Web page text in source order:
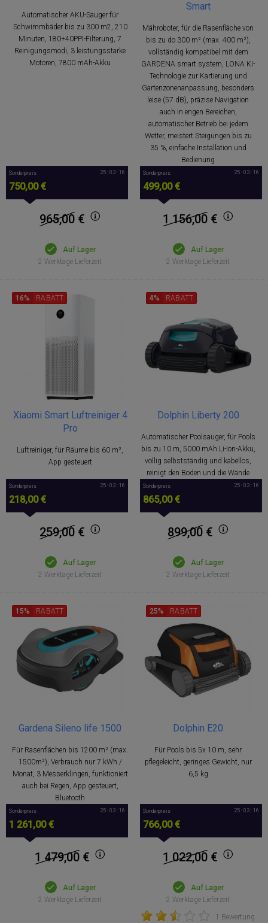
Automatischer AKU-Sauger für
Schwimmbäder bis zu 300 m2, 210
Minuten, 180+40PPI-Filterung, 7
Reinigungsmodi, 3 leistungsstarke
Motoren, 7800 mAh-Akku
Sonderpreis
750,00 €
25 : 03 : 15
965,00 €
Auf Lager
2 Werktage Lieferzeit
Smart
Mähroboter, für die Rasenfläche von
bis zu do 300 m² (max. 400 m²),
vollständig kompatibel mit dem
GARDENA smart system, LONA KI-
Technologie zur Kartierung und
Gartenzonenanpassung, besonders
leise (57 dB), präzise Navigation
auch in engen Bereichen,
automatischer Betrieb bei jedem
Wetter, meistert Steigungen bis zu
35 %, einfache Installation und
Bedienung
Sonderpreis
499,00 €
25 : 03 : 15
1 156,00 €
Auf Lager
2 Werktage Lieferzeit
Xiaomi Smart Luftreiniger 4
Pro
Luftreiniger, für Räume bis 60 m²,
App gesteuert
16% RABATT
Sonderpreis
218,00 €
25 : 03 : 15
259,00 €
Auf Lager
2 Werktage Lieferzeit
Dolphin Liberty 200
Automatischer Poolsauger, für Pools
bis zu 10 m, 5000 mAh Li-Ion-Akku,
völlig selbstständig und kabellos,
reinigt den Boden und die Wände
4% RABATT
Sonderpreis
865,00 €
25 : 03 : 15
899,00 €
Auf Lager
2 Werktage Lieferzeit
Gardena Sileno life 1500
Für Rasenflächen bis 1200 m² (max.
1500m²), Verbrauch nur 7 kWh /
Monat, 3 Messerklingen, funktioniert
auch bei Regen, App gesteuert,
Bluetooth
15% RABATT
Sonderpreis
1 261,00 €
25 : 03 : 15
1 479,00 €
Auf Lager
2 Werktage Lieferzeit
Dolphin E20
Für Pools bis 5x 10 m, sehr
pflegeleicht, geringes Gewicht, nur
6,5 kg
25% RABATT
Sonderpreis
766,00 €
25 : 03 : 15
1 022,00 €
Auf Lager
2 Werktage Lieferzeit
1 Bewertung